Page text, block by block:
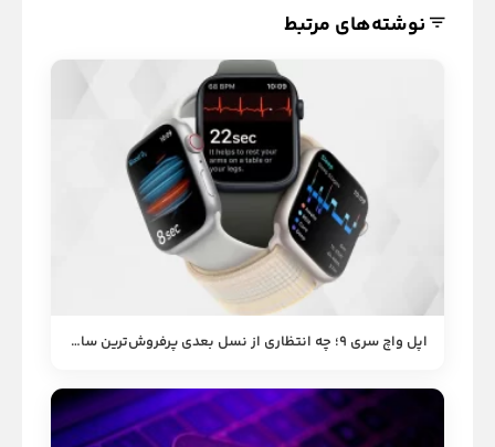
نوشته‌های مرتبط
اپل واچ سری 9؛ چه انتظاری از نسل بعدی پرفروش‌ترین ساعت جهان داریم؟